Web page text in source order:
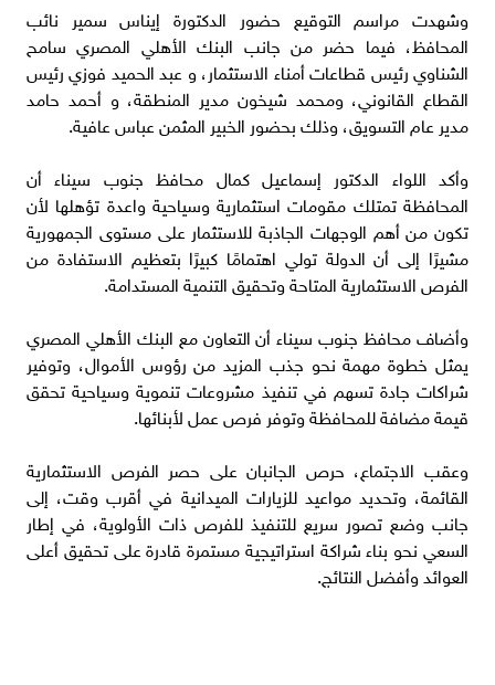
وشهدت مراسم التوقيع حضور الدكتورة إيناس سمير نائب
المحافظ، فيما حضر من جانب البنك الأهلي المصري سامح
الشناوي رئيس قطاعات أمناء الاستثمار، و عبد الحميد فوزي رئيس
القطاع القانوني، ومحمد شيخون مدير المنطقة، و أحمد حامد
مدير عام التسويق، وذلك بحضور الخبير المثمن عباس عافية.
وأكد اللواء الدكتور إسماعيل كمال محافظ جنوب سيناء أن
المحافظة تمتلك مقومات استثمارية وسياحية واعدة تؤهلها لأن
تكون من أهم الوجهات الجاذبة للاستثمار على مستوى الجمهورية
مشيرًا إلى أن الدولة تولي اهتمامًا كبيرًا بتعظيم الاستفادة من
الفرص الاستثمارية المتاحة وتحقيق التنمية المستدامة.
وأضاف محافظ جنوب سيناء أن التعاون مع البنك الأهلي المصري
يمثل خطوة مهمة نحو جذب المزيد من رؤوس الأموال، وتوفير
شراكات جادة تسهم في تنفيذ مشروعات تنموية وسياحية تحقق
قيمة مضافة للمحافظة وتوفر فرص عمل لأبنائها.
وعقب الاجتماع، حرص الجانبان على حصر الفرص الاستثمارية
القائمة، وتحديد مواعيد للزيارات الميدانية في أقرب وقت، إلى
جانب وضع تصور سريع للتنفيذ للفرص ذات الأولوية، في إطار
السعي نحو بناء شراكة استراتيجية مستمرة قادرة على تحقيق أعلى
العوائد وأفضل النتائج.